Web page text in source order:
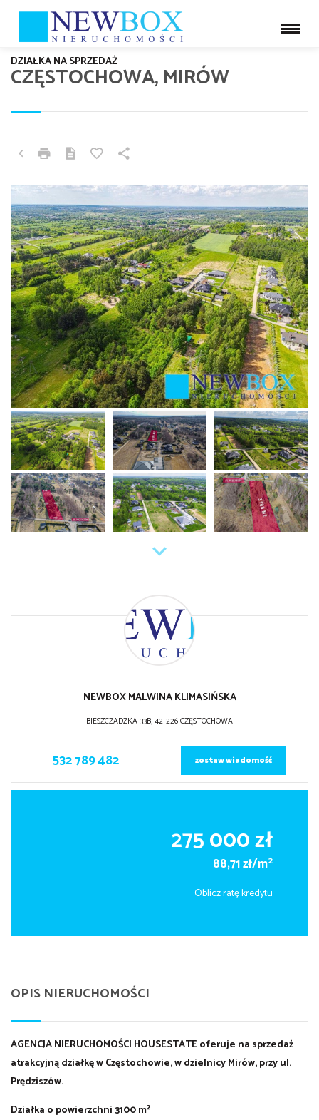
CZĘSTOCHOWA, MIRÓW
DZIAŁKA NA SPRZEDAŻ
NEWBOX MALWINA KLIMASIŃSKA
BIESZCZADZKA 33B, 42-226 CZĘSTOCHOWA
532 789 482 zostaw wiadomość
275 000 zł
88,71 zł/m2
Oblicz ratę kredytu
OPIS NIERUCHOMOŚCI
AGENCJA NIERUCHOMOŚCI HOUSESTATE oferuje na sprzedaż
atrakcyjną działkę w Częstochowie, w dzielnicy Mirów, przy ul.
Prędziszów.
Działka o powierzchni 3100 m²